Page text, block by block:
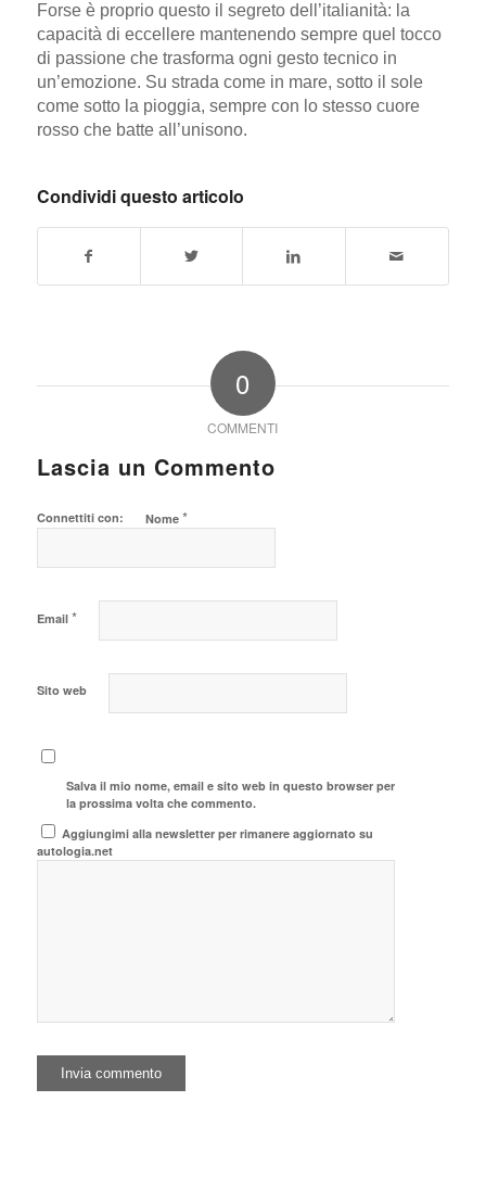
Forse è proprio questo il segreto dell’italianità: la
capacità di eccellere mantenendo sempre quel tocco
di passione che trasforma ogni gesto tecnico in
un’emozione. Su strada come in mare, sotto il sole
come sotto la pioggia, sempre con lo stesso cuore
rosso che batte all’unisono.
Condividi questo articolo
0
COMMENTI
Lascia un Commento
Connettiti con: Nome *
Email *
Sito web
Salva il mio nome, email e sito web in questo browser per
la prossima volta che commento.
Aggiungimi alla newsletter per rimanere aggiornato su
autologia.net